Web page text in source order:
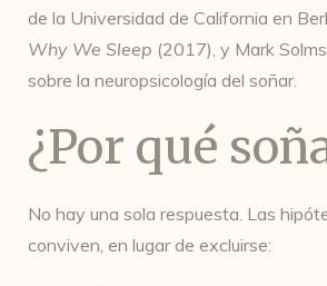
de la Universidad de California en
Why We Sleep (2017), y Mark
sobre la neuropsicología del soñar.
¿Por qué
No hay una sola respuesta. Las
conviven, en lugar de excluirse: